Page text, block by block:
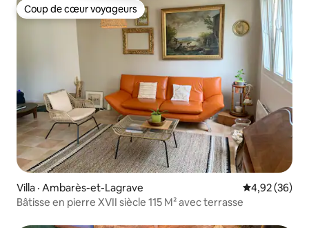
Coup de cœur voyageurs
Coup de cœur voyageurs
Villa · Ambarès-et-Lagrave Note
4,92 (36)
Bâtisse en pierre XVII siècle 115 M² avec terrasse